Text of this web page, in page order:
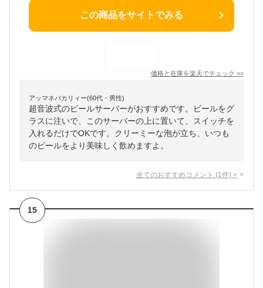
この商品をサイトでみる
価格と在庫を楽天でチェック >>
アッマネバカリィー(60代・男性)
超音波式のビールサーバーがおすすめです。ビールをグ
ラスに注いで、このサーバーの上に置いて、スイッチを
入れるだけでOKです。クリーミーな泡が立ち、いつも
のビールをより美味しく飲めますよ。
全てのおすすめコメント (1 件) >
15